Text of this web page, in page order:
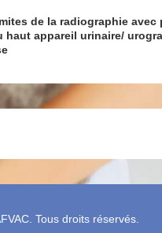
de la radiographie avec
haut appareil urinaire/
. Tous droits réservés.